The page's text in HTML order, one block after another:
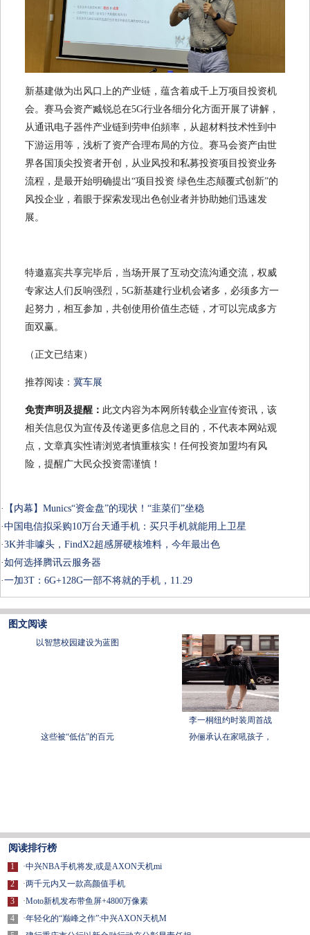
新基建做为出风口上的产业链，蕴含着成千上万项目投资机
会。赛马会资产臧锐总在5G行业各细分化方面开展了讲解，
从通讯电子器件产业链到劳申伯頻率，从超材料技术性到中
下游运用等，浅析了资产合理布局的方位。赛马会资产由世
界各国顶尖投资者开创，从业风投和私募投资项目投资业务
流程，是最开始明确提出“项目投资 绿色生态颠覆式创新”的
风投企业，着眼于探索发现出色创业者并协助她们迅速发
展。
特邀嘉宾共享完毕后，当场开展了互动交流沟通交流，权威
专家达人们反响强烈，5G新基建行业机会诸多，必须多方一
起努力，相互参加，共创使用价值生态链，才可以完成多方
面双赢。
（正文已结束）
推荐阅读： 冀车展
免责声明及提醒： 此文内容为本网所转载企业宣传资讯，该
相关信息仅为宣传及传递更多信息之目的，不代表本网站观
点，文章真实性请浏览者慎重核实！任何投资加盟均有风
险，提醒广大民众投资需谨慎！
·
【内幕】Munics“资金盘”的现状！“韭菜们”坐稳
·中国电信拟采购10万台天通手机：买只手机就能用上卫星
·3K并非噱头，FindX2超感屏硬核堆料，今年最出色
·如何选择腾讯云服务器
·一加3T：6G+128G一部不将就的手机，11.29
图文阅读
以智慧校园建设为蓝图
李一桐纽约时装周首战
这些被“低估”的百元
孙俪承认在家吼孩子，
阅读排行榜
1
2
3
4
·中兴NBA手机将发,或是AXON天机mi
·两千元内又一款高颜值手机
·Moto新机发布带鱼屏+4800万像素
·年轻化的“巅峰之作”:中兴AXON天机M